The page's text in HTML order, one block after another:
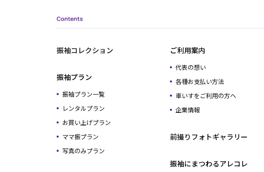
振袖コレクション
振袖プラン
振袖プラン一覧
レンタルプラン
お買い上げプラン
ママ振プラン
写真のみプラン
ご利用案内
代表の想い
各種お支払い方法
車いすをご利用の方へ
企業情報
前撮りフォトギャラリー
振袖にまつわるアレコレ